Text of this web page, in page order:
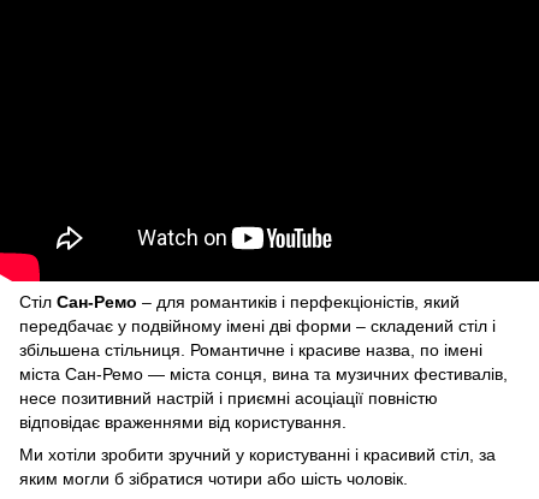
Стіл Сан-Ремо – для романтиків і перфекціоністів, який
передбачає у подвійному імені дві форми – складений стіл і
збільшена стільниця. Романтичне і красиве назва, по імені
міста Сан-Ремо — міста сонця, вина та музичних фестивалів,
несе позитивний настрій і приємні асоціації повністю
відповідає враженнями від користування.
Ми хотіли зробити зручний у користуванні і красивий стіл, за
яким могли б зібратися чотири або шість чоловік.